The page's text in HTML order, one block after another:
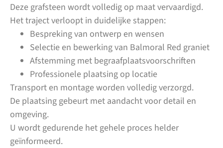
Deze grafsteen wordt volledig op maat vervaardigd.
Het traject verloopt in duidelijke stappen:
Bespreking van ontwerp en wensen
Selectie en bewerking van Balmoral Red graniet
Afstemming met begraafplaatsvoorschriften
Professionele plaatsing op locatie
Transport en montage worden volledig verzorgd.
De plaatsing gebeurt met aandacht voor detail en
omgeving.
U wordt gedurende het gehele proces helder
geïnformeerd.